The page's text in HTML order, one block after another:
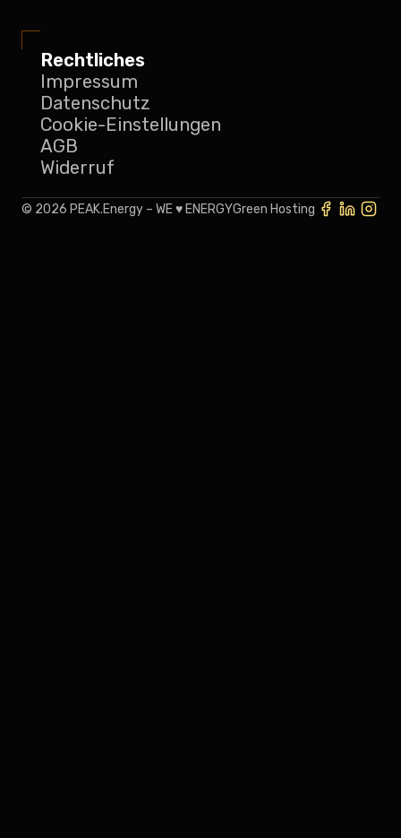
Rechtliches
Impressum
Datenschutz
Cookie-Einstellungen
AGB
Widerruf
© 2026 PEAK.Energy – WE ♥️ ENERGYGreen Hosting